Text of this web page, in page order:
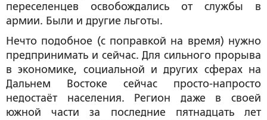
переселенцев освобождались от службы в
армии. Были и другие льготы.
Нечто подобное (с поправкой на время) нужно
предпринимать и сейчас. Для сильного прорыва
в экономике, социальной и других сферах на
Дальнем Востоке сейчас просто-напросто
недостаёт населения. Регион даже в своей
южной части за последние пятнадцать лет